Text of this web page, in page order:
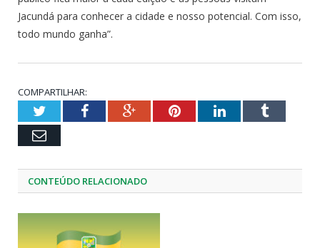
Jacundá para conhecer a cidade e nosso potencial. Com isso,
todo mundo ganha”.
COMPARTILHAR:
TwitterFacebookGoogle+PinterestLinkedInTumblr
Email
CONTEÚDO RELACIONADO